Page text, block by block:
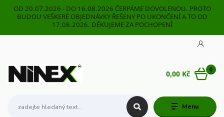
OD 20.07.2026 - DO 16.08.2026 ČERPÁME DOVOLENOU. PROTO
BUDOU VEŠKERÉ OBJEDNÁVKY ŘEŠENY PO UKONČENÍ A TO OD
17.08.2026. DĚKUJEME ZA POCHOPENÍ
Menu
0
0,00 Kč